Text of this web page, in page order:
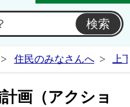
住民のみなさんへ 上
画（アクショ